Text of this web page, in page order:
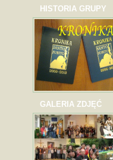
HISTORIA GRUPY
GALERIA ZDJĘĆ